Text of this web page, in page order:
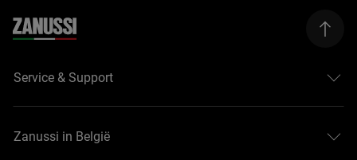
Service & Support
Zanussi in België